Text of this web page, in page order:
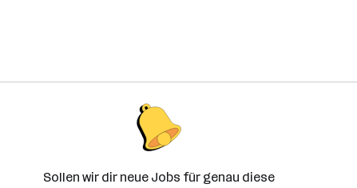
Sollen wir dir neue Jobs für genau diese